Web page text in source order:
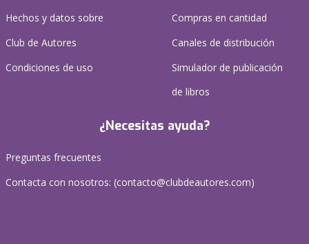
Hechos y datos sobre
Club de Autores
Condiciones de uso
Compras en cantidad
Canales de distribución
Simulador de publicación
de libros
¿Necesitas ayuda?
Preguntas frecuentes
Contacta con nosotros: (contacto@clubdeautores.com)